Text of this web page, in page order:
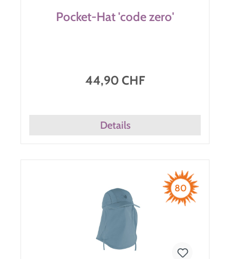
Pocket-Hat 'code zero'
44,90 CHF
Details
80